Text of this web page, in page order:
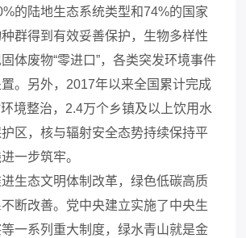
的陆地生态系统类型和74%的国家
群得到有效妥善保护，生物多样性
体废物“零进口”，各类突发环境事件
。另外，2017年以来全国累计完成
境整治，2.4万个乡镇及以上饮用水
区，核与辐射安全态势持续保持平
一步筑牢。
态文明体制改革，绿色低碳高质
断改善。党中央建立实施了中央生
一系列重大制度，绿水青山就是金